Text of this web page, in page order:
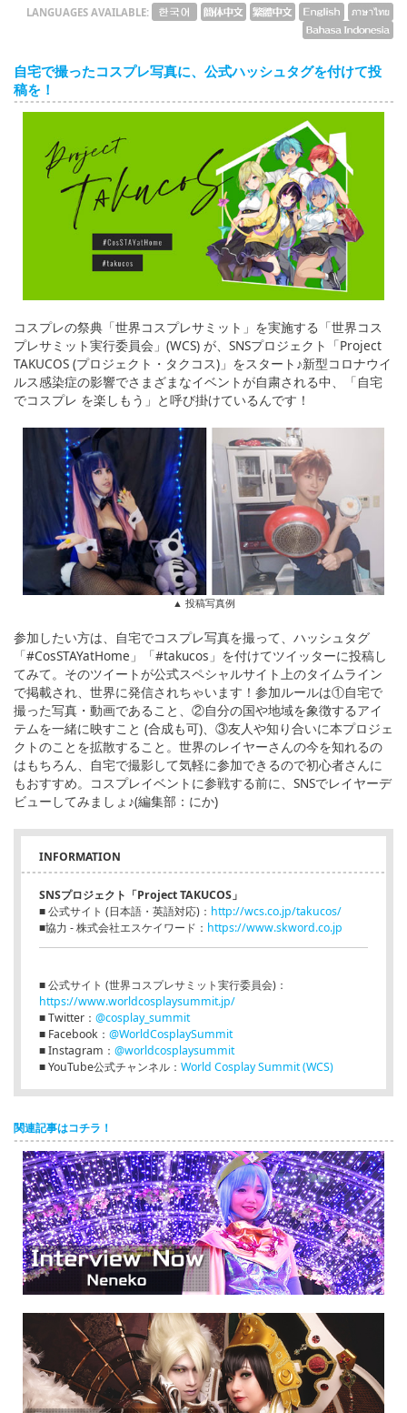
LANGUAGES AVAILABLE:
自宅で撮ったコスプレ写真に、公式ハッシュタグを付けて投
稿を！
コスプレの祭典「世界コスプレサミット」を実施する「世界コス
プレサミット実行委員会」(WCS) が、SNSプロジェクト「Project
TAKUCOS (プロジェクト・タクコス)」をスタート♪新型コロナウイ
ルス感染症の影響でさまざまなイベントが自粛される中、「自宅
でコスプレ を楽しもう」と呼び掛けているんです！
▲ 投稿写真例
参加したい方は、自宅でコスプレ写真を撮って、ハッシュタグ
「#CosSTAYatHome」「#takucos」を付けてツイッターに投稿し
てみて。そのツイートが公式スペシャルサイト上のタイムライン
で掲載され、世界に発信されちゃいます！参加ルールは①自宅で
撮った写真・動画であること、②自分の国や地域を象徴するアイ
テムを一緒に映すこと (合成も可)、③友人や知り合いに本プロジェ
クトのことを拡散すること。世界のレイヤーさんの今を知れるの
はもちろん、自宅で撮影して気軽に参加できるので初心者さんに
もおすすめ。コスプレイベントに参戦する前に、SNSでレイヤーデ
ビューしてみましょ♪(編集部：にか)
INFORMATION
SNSプロジェクト「Project TAKUCOS」
■ 公式サイト (日本語・英語対応)： http://wcs.co.jp/takucos/
■協力 - 株式会社エスケイワード： https://www.skword.co.jp
■ 公式サイト (世界コスプレサミット実行委員会)：
https://www.worldcosplaysummit.jp/
■ Twitter： @cosplay_summit
■ Facebook： @WorldCosplaySummit
■ Instagram： @worldcosplaysummit
■ YouTube公式チャンネル： World Cosplay Summit (WCS)
関連記事はコチラ！